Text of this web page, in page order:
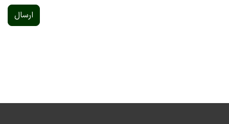
ارسال